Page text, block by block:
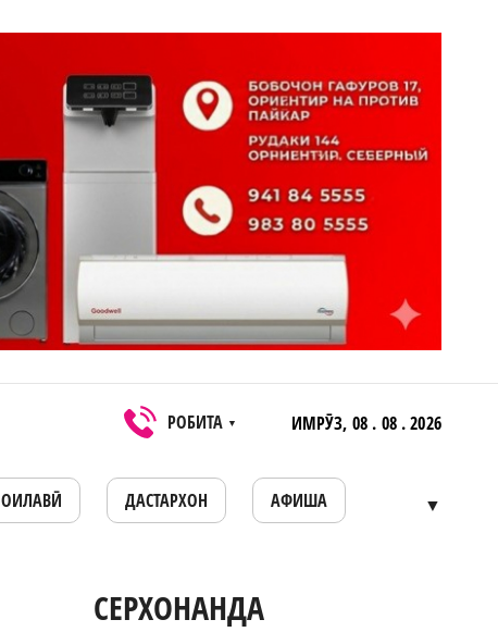
РОБИТА ▼ ИМРӮЗ, 08 . 08 . 2026
ДАСТАРХОН АФИША ▼
СЕРХОНАНДА